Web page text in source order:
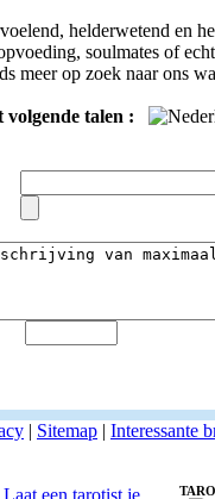
helderwetend en
soulmates of
meer op zoek naar ons
talen :
| Sitemap | Interessante